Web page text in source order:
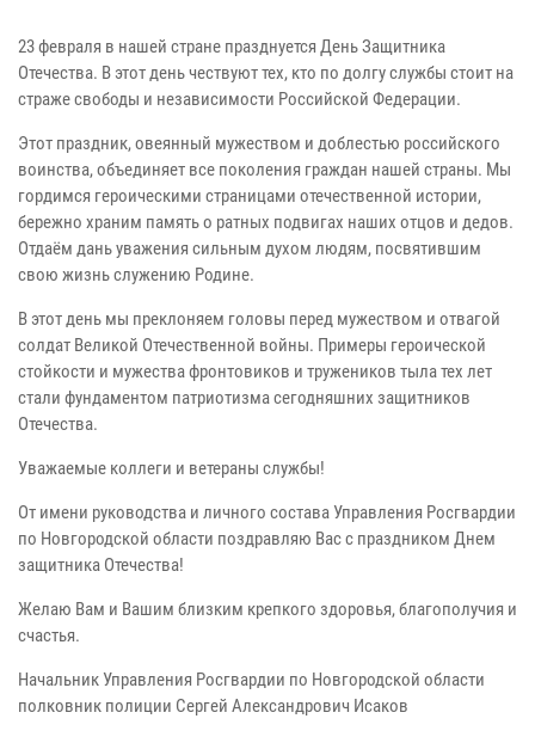
23 февраля в нашей стране празднуется День Защитника
Отечества. В этот день чествуют тех, кто по долгу службы стоит на
страже свободы и независимости Российской Федерации.
Этот праздник, овеянный мужеством и доблестью российского
воинства, объединяет все поколения граждан нашей страны. Мы
гордимся героическими страницами отечественной истории,
бережно храним память о ратных подвигах наших отцов и дедов.
Отдаём дань уважения сильным духом людям, посвятившим
свою жизнь служению Родине.
В этот день мы преклоняем головы перед мужеством и отвагой
солдат Великой Отечественной войны. Примеры героической
стойкости и мужества фронтовиков и тружеников тыла тех лет
стали фундаментом патриотизма сегодняшних защитников
Отечества.
Уважаемые коллеги и ветераны службы!
От имени руководства и личного состава Управления Росгвардии
по Новгородской области поздравляю Вас с праздником Днем
защитника Отечества!
Желаю Вам и Вашим близким крепкого здоровья, благополучия и
счастья.
Начальник Управления Росгвардии по Новгородской области
полковник полиции Сергей Александрович Исаков